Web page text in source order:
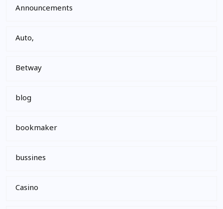
Announcements
Auto,
Betway
blog
bookmaker
bussines
Casino